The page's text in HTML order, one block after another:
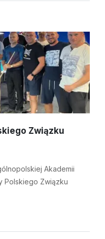
Związku
Akademii
Polskiego Związku